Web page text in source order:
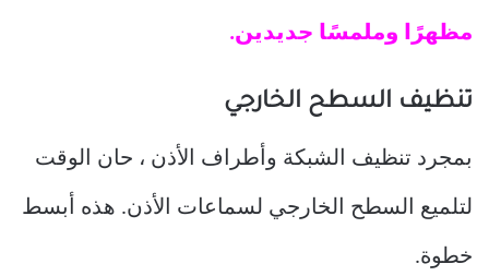
مظهرًا وملمسًا جديدين.
تنظيف السطح الخارجي
بمجرد تنظيف الشبكة وأطراف الأذن ، حان الوقت
لتلميع السطح الخارجي لسماعات الأذن. هذه أبسط
خطوة.